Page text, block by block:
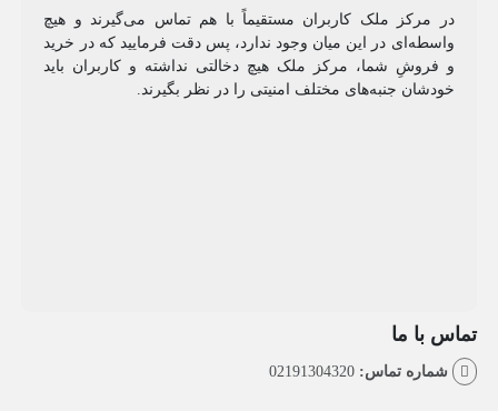
مرکز ملک کاربران مستقیماً با هم تماس می‌گیرند و هیچ
در این میان وجود ندارد، پس دقت فرمایید که در خرید
شما، مرکز ملک هیچ دخالتی نداشته و کاربران باید
جنبه‌های مختلف امنیتی را در نظر بگیرند.
ما
تماس: 02191304320